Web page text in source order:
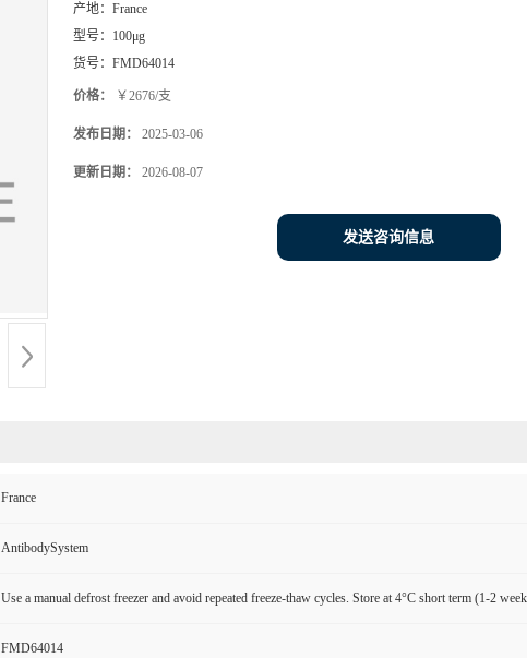
产地： France
型号： 100μg
货号： FMD64014
价格： ￥2676/支
发布日期： 2025-03-06
更新日期： 2026-08-07
发送咨询信息
France
AntibodySystem
Use a manual defrost freezer and avoid repeated freeze-thaw cycles. Store at 4°C short term (1-2
FMD64014